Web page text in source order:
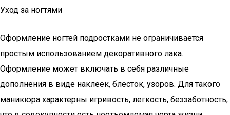
Уход за ногтями
Оформление ногтей подростками не ограничивается
простым использованием декоративного лака.
Оформление может включать в себя различные
дополнения в виде наклеек, блесток, узоров. Для такого
маникюра характерны игривость, легкость, беззаботность,